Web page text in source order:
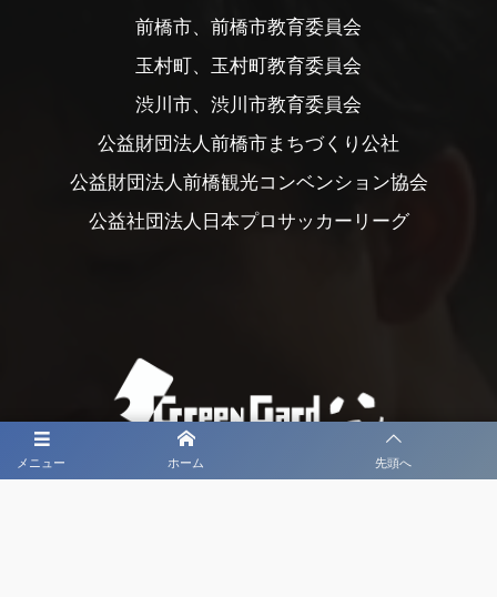
メニュー ホーム 先頭へ
前橋市、前橋市教育委員会
玉村町、玉村町教育委員会
渋川市、渋川市教育委員会
公益財団法人前橋市まちづくり公社
公益財団法人前橋観光コンベンション協会
公益社団法人日本プロサッカーリーグ